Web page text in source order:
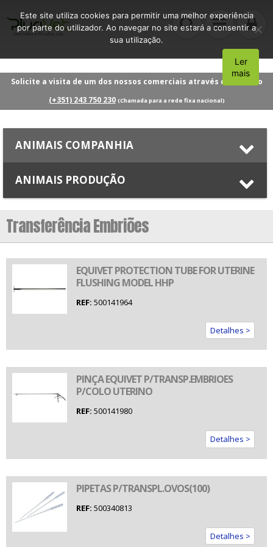
Solicite a visita de um dos nossos comerciais através do número
(+351) 243 750 230 (Chamada para a rede fixa nacional)
ANIMAIS COMPANHIA
ANIMAIS PRODUÇÃO
Transferência Embriões
EQUIVET PROTECTION TUBE FOR UTERINE
FLUSHING MODEL HHP
REF: 500141964
Detalhes >
PINÇA EQUIVET P/TRANSP.EMBRIOES
P/COLO UTERINO
REF: 500141980
Detalhes >
PIPETAS P/TRANSPL.OVOS(100)
REF: 500340813
Detalhes >
Este site utiliza cookies para permitir uma melhor experiência
por parte do utilizador. Ao navegar no site estará a consentir a
sua utilização.
Aceito
Ler
mais